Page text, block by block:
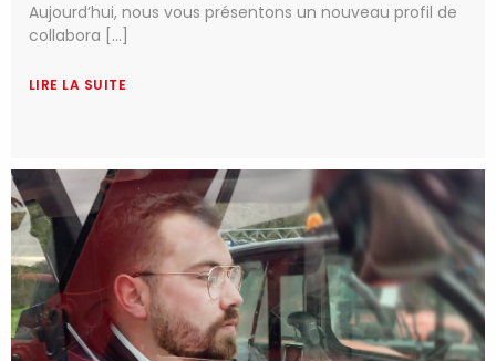
Aujourd’hui, nous vous présentons un nouveau profil de
collabora [...]
LIRE LA SUITE